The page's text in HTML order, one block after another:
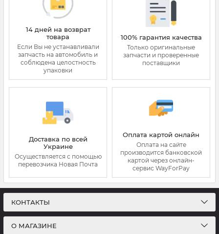
14 дней на возврат
товара
Если Вы не устанавливали
запчасть на автомобиль и
соблюдена целостность
упаковки
100% гарантия качества
Только оригинальные
запчасти и проверенные
поставщики
Доставка по всей
Украине
Осуществляется с помощью
перевозчика Новая Почта
Оплата картой онлайн
Оплата на сайте
производится банковской
картой через онлайн-
сервис WayForPay
КОНТАКТЫ
О МАГАЗИНЕ